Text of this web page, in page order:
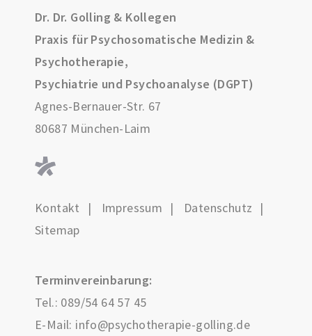
Dr. Dr. Golling & Kollegen
Praxis für Psychosomatische Medizin &
Psychotherapie,
Psychiatrie und Psychoanalyse (DGPT)
Agnes-Bernauer-Str. 67
80687 München-Laim
Kontakt Impressum
Datenschutz
Sitemap
Terminvereinbarung:
Tel.: 089/54 64 57 45
E-Mail: info@psychotherapie-golling.de